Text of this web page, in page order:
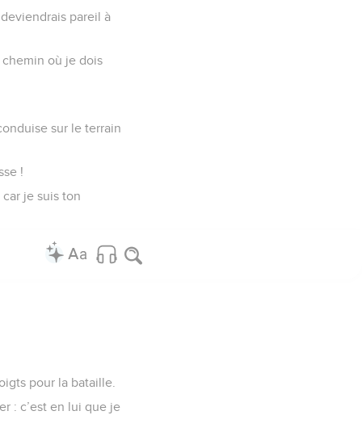
pareil à
où je dois
sur le terrain
!
je suis ton
pour la bataille.
: c’est en lui que je